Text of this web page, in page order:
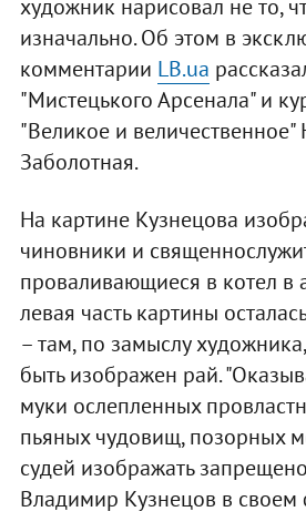
художник нарисовал не то,
изначально. Об этом в
комментарии LB.ua
"Мистецького Арсенала" и
"Великое и величественное"
Заболотная.
На картине Кузнецова
чиновники и
проваливающиеся в котел в
левая часть картины
– там, по замыслу
быть изображен рай.
муки ослепленных
пьяных чудовищ, позорных
судей изображать
Владимир Кузнецов в своем